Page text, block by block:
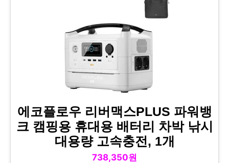
에코플로우 리버맥스PLUS 파워뱅
크 캠핑용 휴대용 배터리 차박 낚시
대용량 고속충전, 1개
738,350원